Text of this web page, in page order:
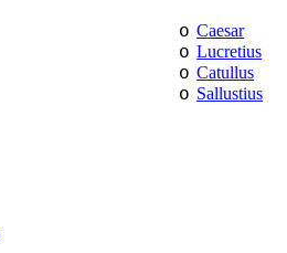
o Caesar
o Lucretius
o Catullus
o Sallustius